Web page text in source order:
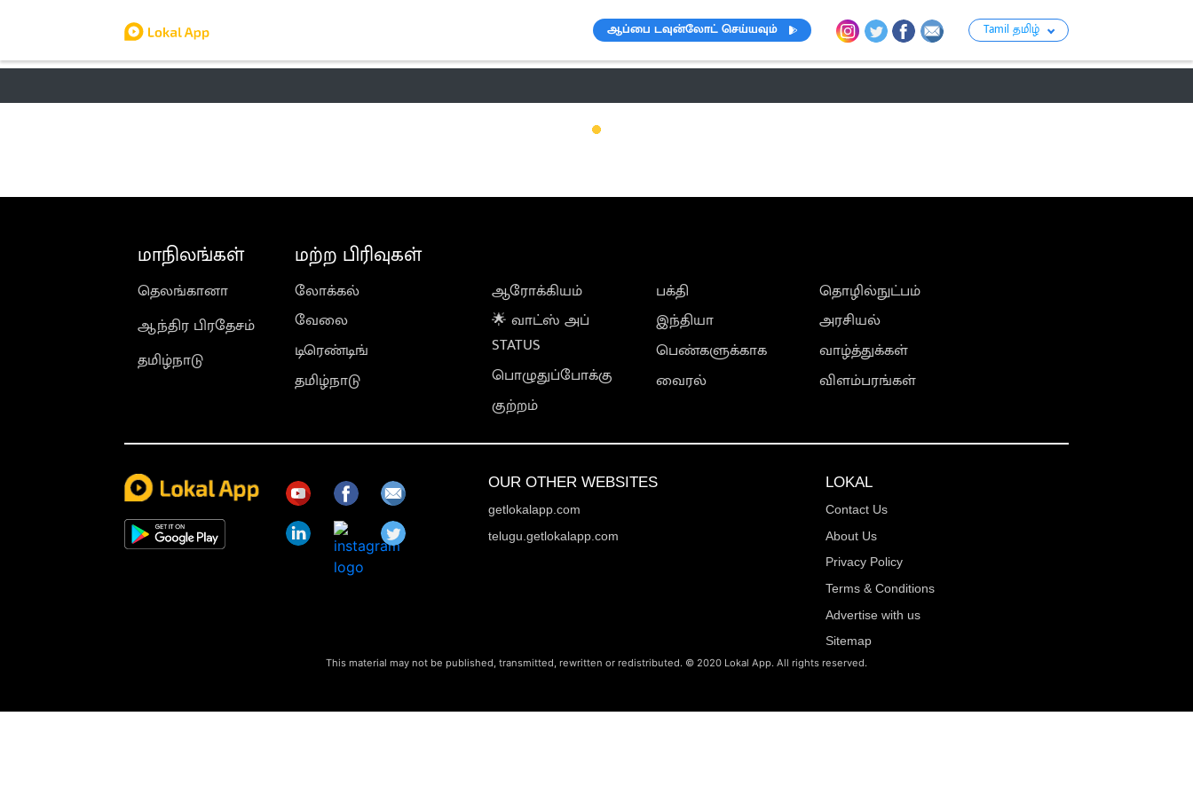
ஆப்பை டவுன்லோட் செய்யவும் Tamil தமிழ்
மாநிலங்கள்
தெலங்கானா
ஆந்திர பிரதேசம்
தமிழ்நாடு
மற்ற பிரிவுகள்
லோக்கல்
வேலை
டிரெண்டிங்
தமிழ்நாடு
ஆரோக்கியம்
🌟 வாட்ஸ் அப்
STATUS
பொழுதுப்போக்கு
குற்றம்
பக்தி
இந்தியா
பெண்களுக்காக
வைரல்
தொழில்நுட்பம்
அரசியல்
வாழ்த்துக்கள்
விளம்பரங்கள்
OUR OTHER WEBSITES
getlokalapp.com
telugu.getlokalapp.com
LOKAL
Contact Us
About Us
Privacy Policy
Terms & Conditions
Advertise with us
Sitemap
This material may not be published, transmitted, rewritten or redistributed. © 2020 Lokal App. All rights reserved.